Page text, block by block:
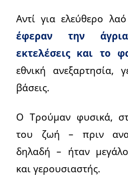
Αντί για ελεύθερο
έφεραν την άγρια
εκτελέσεις και το
εθνική ανεξαρτησία,
βάσεις.
Ο Τρούμαν φυσικά,
του ζωή – πριν
δηλαδή – ήταν
και γερουσιαστής.